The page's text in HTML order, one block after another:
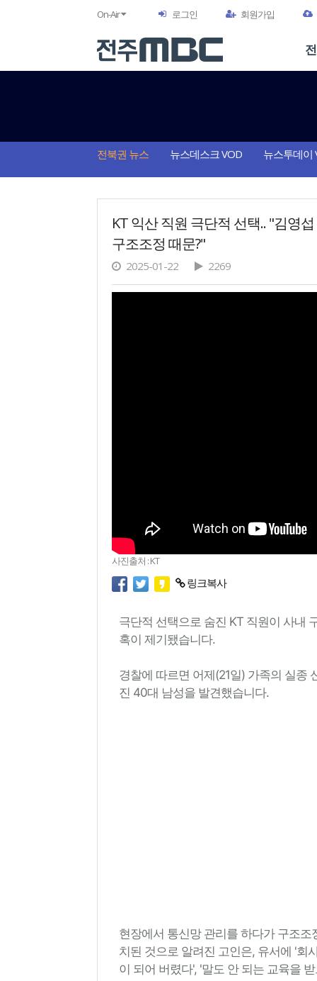
On-Air 로그인 회원가입
전북권 뉴스 뉴스데스크 VOD 뉴스투데이
KT 익산 직원 극단적 선택.. "김영
구조조정 때문?"
2025-01-22 2269
사진출처 : KT
링크복사
극단적 선택으로 숨진 KT 직원이 사내
혹이 제기됐습니다.
경찰에 따르면 어제(21일) 가족의 실종
진 40대 남성을 발견했습니다.
현장에서 통신망 관리를 하다가 구조
치된 것으로 알려진 고인은, 유서에 '회
이 되어 버렸다', '말도 안 되는 교육을